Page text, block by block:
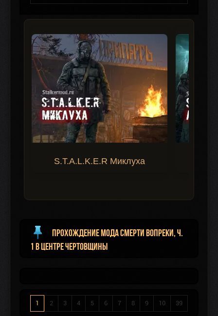
S.T.A.L.K.E.R Миклуха
Прохождение мода Смерти вопреки, ч.
1 В центре чертовщины
1 2 3 4 5 6 7 8 9 10 39